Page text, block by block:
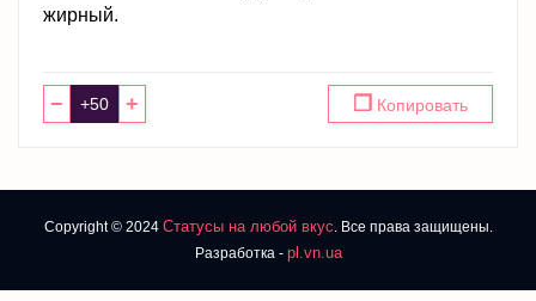
жирный.
− + ❐ Копировать
Copyright © 2024 Статусы на любой вкус. Все права защищены.
Разработка - pl.vn.ua